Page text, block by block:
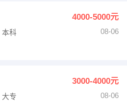
4000-5000元
本科
08-06
3000-4000元
大专
08-06